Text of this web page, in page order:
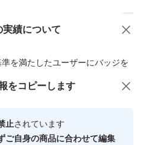
ますよう宜しくお願い致しま
実績について
を満たしたユーザーにバッジを
心・安全なユーザーです
商品への質問
をコピーします
止されています
ご自身の商品に合わせて編集
スメ